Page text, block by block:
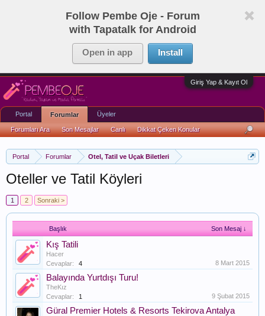
Follow Pembe Oje - Forum
with Tapatalk for Android
Open in app Install
Giriş Yap & Kayıt Ol
Portal Forumlar Otel, Tatil ve Uçak Biletleri
Oteller ve Tatil Köyleri
1 2 Sonraki >
Başlık Son Mesaj ↓
Kış Tatili
Hacer
Cevaplar:
4 8 Mart 2015
Balayında Yurtdışı Turu!
TheKız
Cevaplar:
1 9 Şubat 2015
Güral Premier Hotels & Resorts Tekirova Antalya
Portal Forumlar
Forumları Ara Son Mesajlar Canlı Dikkat Çeken Konular
Üyeler